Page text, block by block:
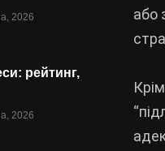
2026
рейтинг,
2026
або